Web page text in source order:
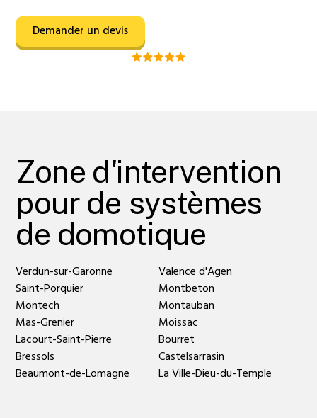
Demander un devis
Zone d'intervention
pour de systèmes
de domotique
Verdun-sur-Garonne
Valence d'Agen
Saint-Porquier
Montbeton
Montech
Montauban
Mas-Grenier
Moissac
Lacourt-Saint-Pierre
Bourret
Bressols
Castelsarrasin
Beaumont-de-Lomagne
La Ville-Dieu-du-Temple